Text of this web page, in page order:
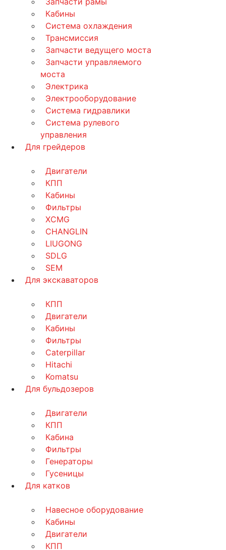
Кабины
Система охлаждения
Трансмиссия
Запчасти ведущего моста
Запчасти управляемого
моста
Электрика
Электрооборудование
Система гидравлики
Система рулевого
управления
Для грейдеров
Двигатели
КПП
Кабины
Фильтры
XCMG
CHANGLIN
LIUGONG
SDLG
SEM
Для экскаваторов
КПП
Двигатели
Кабины
Фильтры
Caterpillar
Hitachi
Komatsu
Для бульдозеров
Двигатели
КПП
Кабина
Фильтры
Генераторы
Гусеницы
Для катков
Навесное оборудование
Кабины
Двигатели
КПП